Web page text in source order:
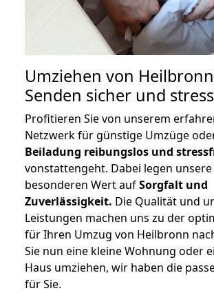
Umziehen von
Senden sicher und
Profitieren Sie von unserem
Netzwerk für günstige Umzüge
Beiladung reibungslos und
vonstattengeht. Dabei legen
besonderen Wert aufSorgfalt und
Zuverlässigkeit. Die Qualität und
Leistungen machen uns zu der
für Ihren Umzug von Heilbronn
Sie nun eine kleine Wohnung oder
Haus umziehen, wir haben die
für Sie.